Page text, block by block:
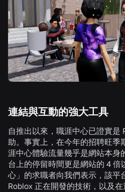
連結與互動的強大工具
自推出以來，職涯中心已證實是
助。事實上，在今年的招聘旺季
涯中心體驗流量幾乎是網站本身
台上的停留時間更是網站的 4 倍
心」的求職者向我們表示，該平
Roblox 正在開發的技術，以及在